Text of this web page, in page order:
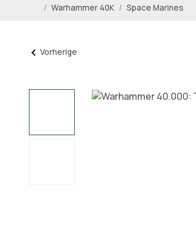
/ Warhammer 40K / Space Marines
Vorherige